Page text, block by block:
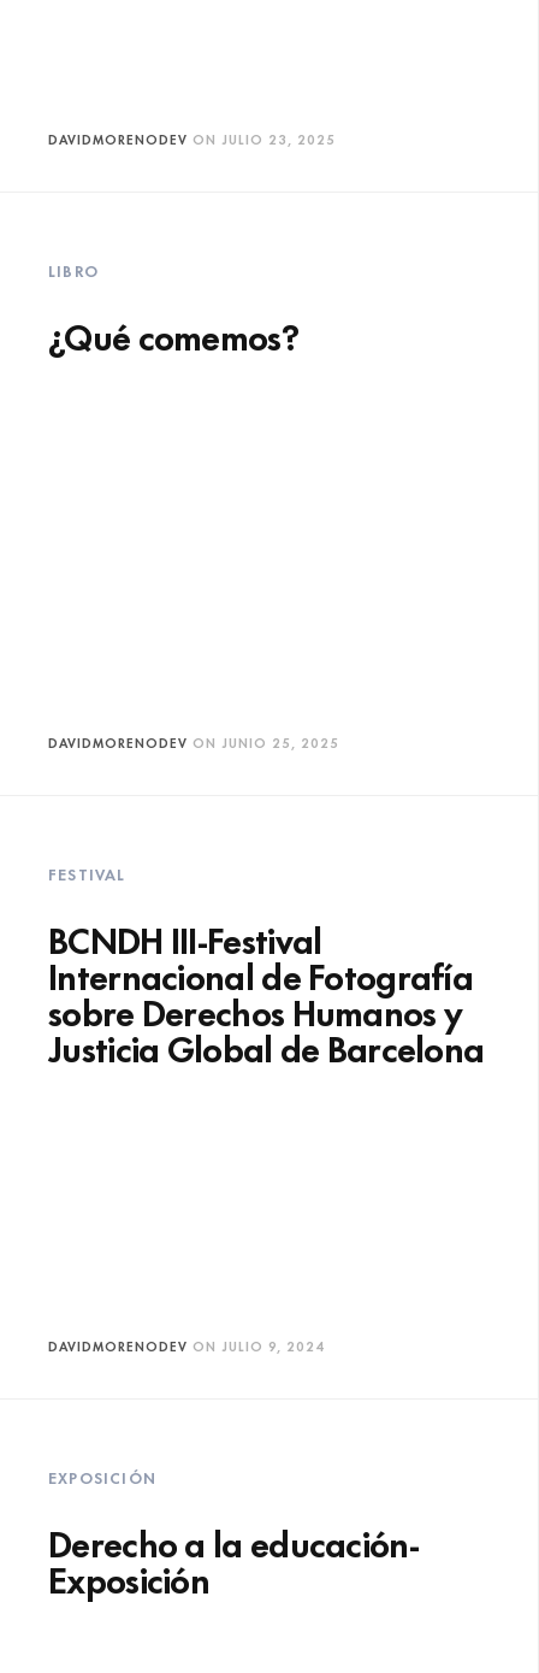
DAVIDMORENODEV ON JULIO 23, 2025
LIBRO
¿Qué comemos?
DAVIDMORENODEV ON JUNIO 25, 2025
FESTIVAL
BCNDH III-Festival
Internacional de Fotografía
sobre Derechos Humanos y
Justicia Global de Barcelona
DAVIDMORENODEV ON JULIO 9, 2024
EXPOSICIÓN
Derecho a la educación-
Exposición